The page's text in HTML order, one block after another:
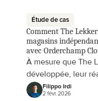
Étude de cas
Comment The
magasins
avec Orderchamp
À mesure que The
développée, leur
complexe à gérer.
Filippo Irdi
2 févr. 2026